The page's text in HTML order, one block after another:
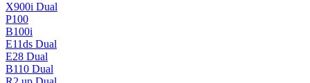
X900i Dual
P100
B100i
E11ds Dual
E28 Dual
B110 Dual